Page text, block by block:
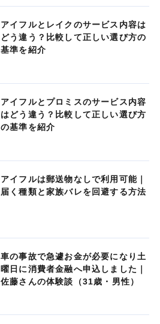
アイフルとレイクのサービス内容は
どう違う？比較して正しい選び方の
基準を紹介
アイフルとプロミスのサービス内容
はどう違う？比較して正しい選び方
の基準を紹介
アイフルは郵送物なしで利用可能｜
届く種類と家族バレを回避する方法
車の事故で急遽お金が必要になり土
曜日に消費者金融へ申込しました｜
佐藤さんの体験談（31歳・男性）